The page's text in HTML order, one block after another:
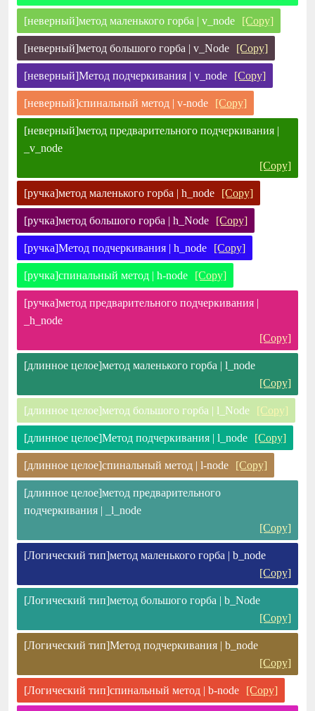
[неверный]метод маленького горба | v_node [Copy]
[неверный]метод большого горба | v_Node [Copy]
[неверный]Метод подчеркивания | v_node [Copy]
[неверный]спинальный метод | v-node [Copy]
[неверный]метод предварительного подчеркивания |
_v_node
[Copy]
[ручка]метод маленького горба | h_node [Copy]
[ручка]метод большого горба | h_Node [Copy]
[ручка]Метод подчеркивания | h_node [Copy]
[ручка]спинальный метод | h-node [Copy]
[ручка]метод предварительного подчеркивания |
_h_node
[Copy]
[длинное целое]метод маленького горба | l_node
[Copy]
[длинное целое]метод большого горба | l_Node [Copy]
[длинное целое]Метод подчеркивания | l_node [Copy]
[длинное целое]спинальный метод | l-node [Copy]
[длинное целое]метод предварительного
подчеркивания | _l_node
[Copy]
[Логический тип]метод маленького горба | b_node
[Copy]
[Логический тип]метод большого горба | b_Node
[Copy]
[Логический тип]Метод подчеркивания | b_node
[Copy]
[Логический тип]спинальный метод | b-node [Copy]